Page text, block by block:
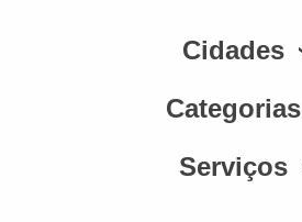
Cidades
Categorias
Serviços